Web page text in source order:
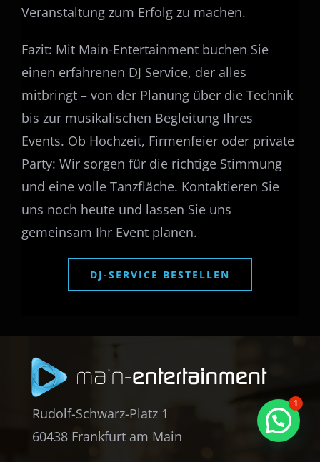
Veranstaltung zum Erfolg zu machen.
Fazit: Mit Main-Entertainment buchen Sie
einen erfahrenen DJ Service, der alles
mitbringt – von der Planung über die Technik
bis zur musikalischen Begleitung Ihres
Events. Ob Hochzeit, Firmenfeier oder private
Party: Wir sorgen für die richtige Stimmung
und eine volle Tanzfläche. Kontaktieren Sie
uns noch heute und lassen Sie uns
gemeinsam Ihr Event planen.
DJ-SERVICE BESTELLEN
Rudolf-Schwarz-Platz 1
60438 Frankfurt am Main
1